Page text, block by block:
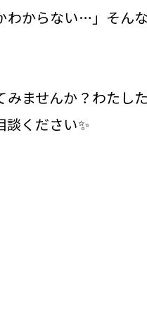
わからない…」そ
ませんか？わた
ください✨